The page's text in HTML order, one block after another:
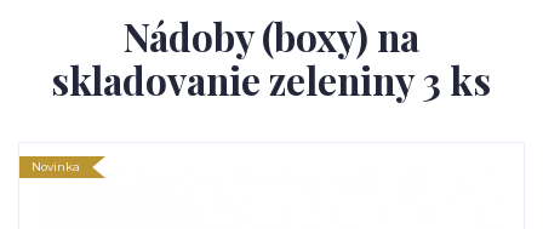
Nádoby (boxy) na
skladovanie zeleniny 3 ks
Novinka